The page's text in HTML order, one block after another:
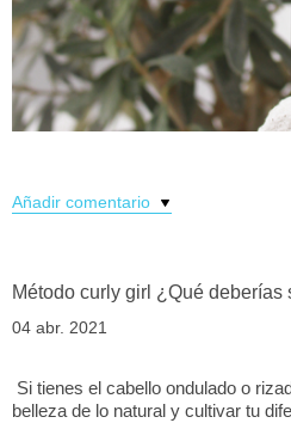
Añadir comentario
Método curly girl ¿Qué deberías
04 abr. 2021
Si tienes el cabello ondulado o
belleza de lo natural y cultivar tu